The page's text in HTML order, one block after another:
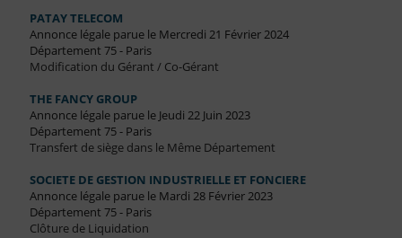
PATAY TELECOM
Annonce légale parue le Mercredi 21 Février 2024
Département 75 - Paris
Modification du Gérant / Co-Gérant
THE FANCY GROUP
Annonce légale parue le Jeudi 22 Juin 2023
Département 75 - Paris
Transfert de siège dans le Même Département
SOCIETE DE GESTION INDUSTRIELLE ET FONCIERE
Annonce légale parue le Mardi 28 Février 2023
Département 75 - Paris
Clôture de Liquidation